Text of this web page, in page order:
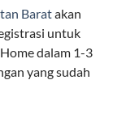
Paket
Baratakan
untuk
dalam 1-3
yang sudah